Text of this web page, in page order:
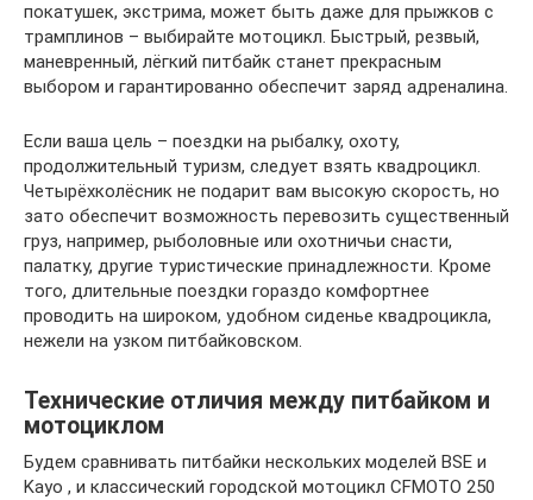
покатушек, экстрима, может быть даже для прыжков с
трамплинов – выбирайте мотоцикл. Быстрый, резвый,
маневренный, лёгкий питбайк станет прекрасным
выбором и гарантированно обеспечит заряд адреналина.
Если ваша цель – поездки на рыбалку, охоту,
продолжительный туризм, следует взять квадроцикл.
Четырёхколёсник не подарит вам высокую скорость, но
зато обеспечит возможность перевозить существенный
груз, например, рыболовные или охотничьи снасти,
палатку, другие туристические принадлежности. Кроме
того, длительные поездки гораздо комфортнее
проводить на широком, удобном сиденье квадроцикла,
нежели на узком питбайковском.
Технические отличия между питбайком и
мотоциклом
Будем сравнивать питбайки нескольких моделей BSE и
Kayo , и классический городской мотоцикл CFMOTO 250